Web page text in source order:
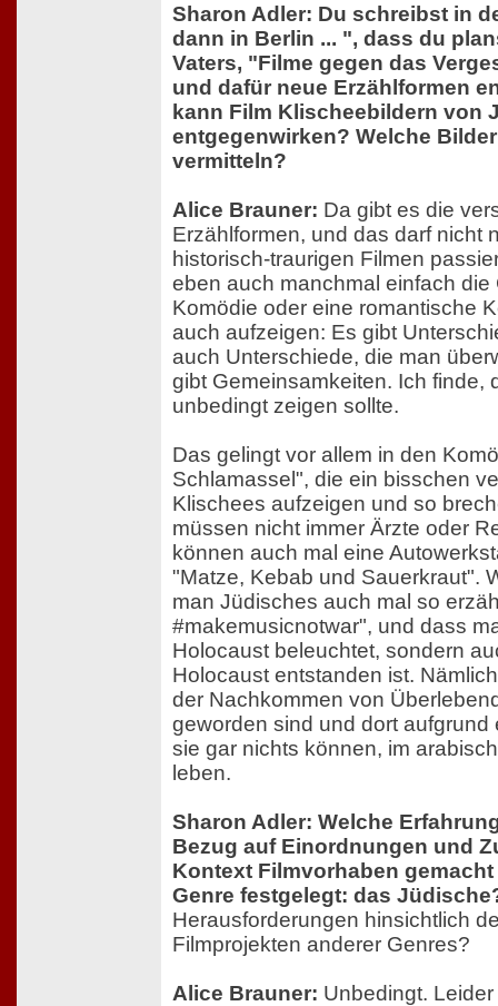
Sharon Adler: Du schreibst in
dann in Berlin ... ", dass du
Vaters, "Filme gegen das
und dafür neue Erzählformen
kann Film Klischeebildern von
entgegenwirken? Welche
vermitteln?
Alice Brauner: Da gibt es die
Erzählformen, und das darf nicht
historisch-traurigen Filmen
eben auch manchmal einfach die
Komödie oder eine romantische
auch aufzeigen: Es gibt
auch Unterschiede, die man
gibt Gemeinsamkeiten. Ich finde,
unbedingt zeigen sollte.
Das gelingt vor allem in den
Schlamassel", die ein bisschen
Klischees aufzeigen und so
müssen nicht immer Ärzte oder
können auch mal eine
"Matze, Kebab und Sauerkraut".
man Jüdisches auch mal so
#makemusicnotwar", und dass
Holocaust beleuchtet, sondern
Holocaust entstanden ist.
der Nachkommen von
geworden sind und dort aufgrund
sie gar nichts können, im
leben.
Sharon Adler: Welche
Bezug auf Einordnungen und
Kontext Filmvorhaben
Genre festgelegt: das
Herausforderungen hinsichtlich
Filmprojekten anderer Genres?
Alice Brauner: Unbedingt.